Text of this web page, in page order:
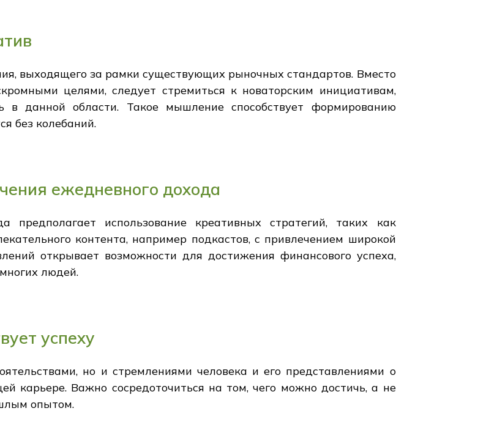
выходящего за рамки существующих рыночных стандартов. Вместо
целями, следует стремиться к новаторским инициативам,
в данной области. Такое мышление способствует формированию
без колебаний.
ежедневного дохода
предполагает использование креативных стратегий, таких как
контента, например подкастов, с привлечением широкой
открывает возможности для достижения финансового успеха,
людей.
успеху
но и стремлениями человека и его представлениями о
карьере. Важно сосредоточиться на том, чего можно достичь, а не
опытом.